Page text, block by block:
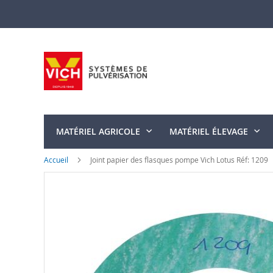
contenu
MATÉRIEL AGRICOLE MATÉRIEL ÉLEVAGE
Accueil Joint papier des flasques pompe Vich Lotus Réf: 1209